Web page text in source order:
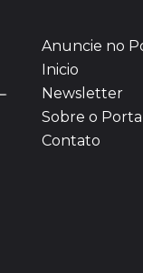
Anuncie no
Inicio
Newsletter
Sobre o Portal
Contato